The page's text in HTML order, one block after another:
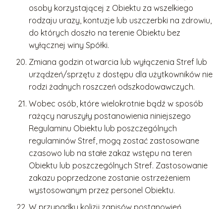
osoby korzystającej z Obiektu za wszelkiego
rodzaju urazy, kontuzje lub uszczerbki na zdrowiu,
do których doszło na terenie Obiektu bez
wyłącznej winy Spółki.
Zmiana godzin otwarcia lub wyłączenia Stref lub
urządzeń/sprzętu z dostępu dla użytkowników nie
rodzi żadnych roszczeń odszkodowawczych.
Wobec osób, które wielokrotnie bądź w sposób
rażący naruszyły postanowienia niniejszego
Regulaminu Obiektu lub poszczególnych
regulaminów Stref, mogą zostać zastosowane
czasowo lub na stałe zakaz wstępu na teren
Obiektu lub poszczególnych Stref. Zastosowanie
zakazu poprzedzone zostanie ostrzeżeniem
wystosowanym przez personel Obiektu.
W przypadku kolizji zapisów postanowień